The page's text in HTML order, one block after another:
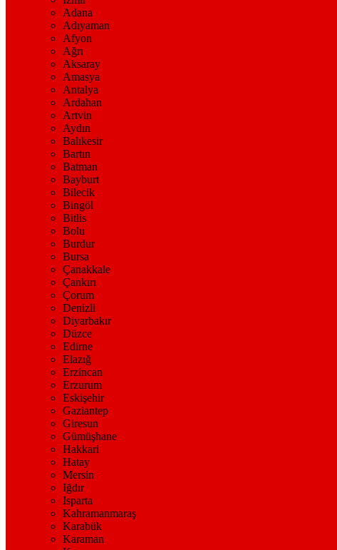
Adana
Adıyaman
Afyon
Ağrı
Aksaray
Amasya
Antalya
Ardahan
Artvin
Aydın
Balıkesir
Bartın
Batman
Bayburt
Bilecik
Bingöl
Bitlis
Bolu
Burdur
Bursa
Çanakkale
Çankırı
Çorum
Denizli
Diyarbakır
Düzce
Edirne
Elazığ
Erzincan
Erzurum
Eskişehir
Gaziantep
Giresun
Gümüşhane
Hakkari
Hatay
Mersin
Iğdır
Isparta
Kahramanmaraş
Karabük
Karaman